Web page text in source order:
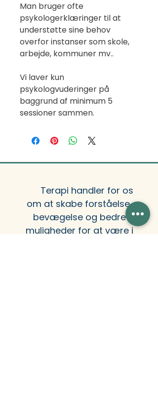
Man bruger ofte
psykologerklæringer til at
understøtte sine behov
overfor instanser som skole,
arbejde, kommuner mv..
Vi laver kun
psykologvuderinger på
baggrund af minimum 5
sessioner sammen.
Terapi handler for os
om at skabe forståelse,
bevægelse og bedre
muligheder for at være i